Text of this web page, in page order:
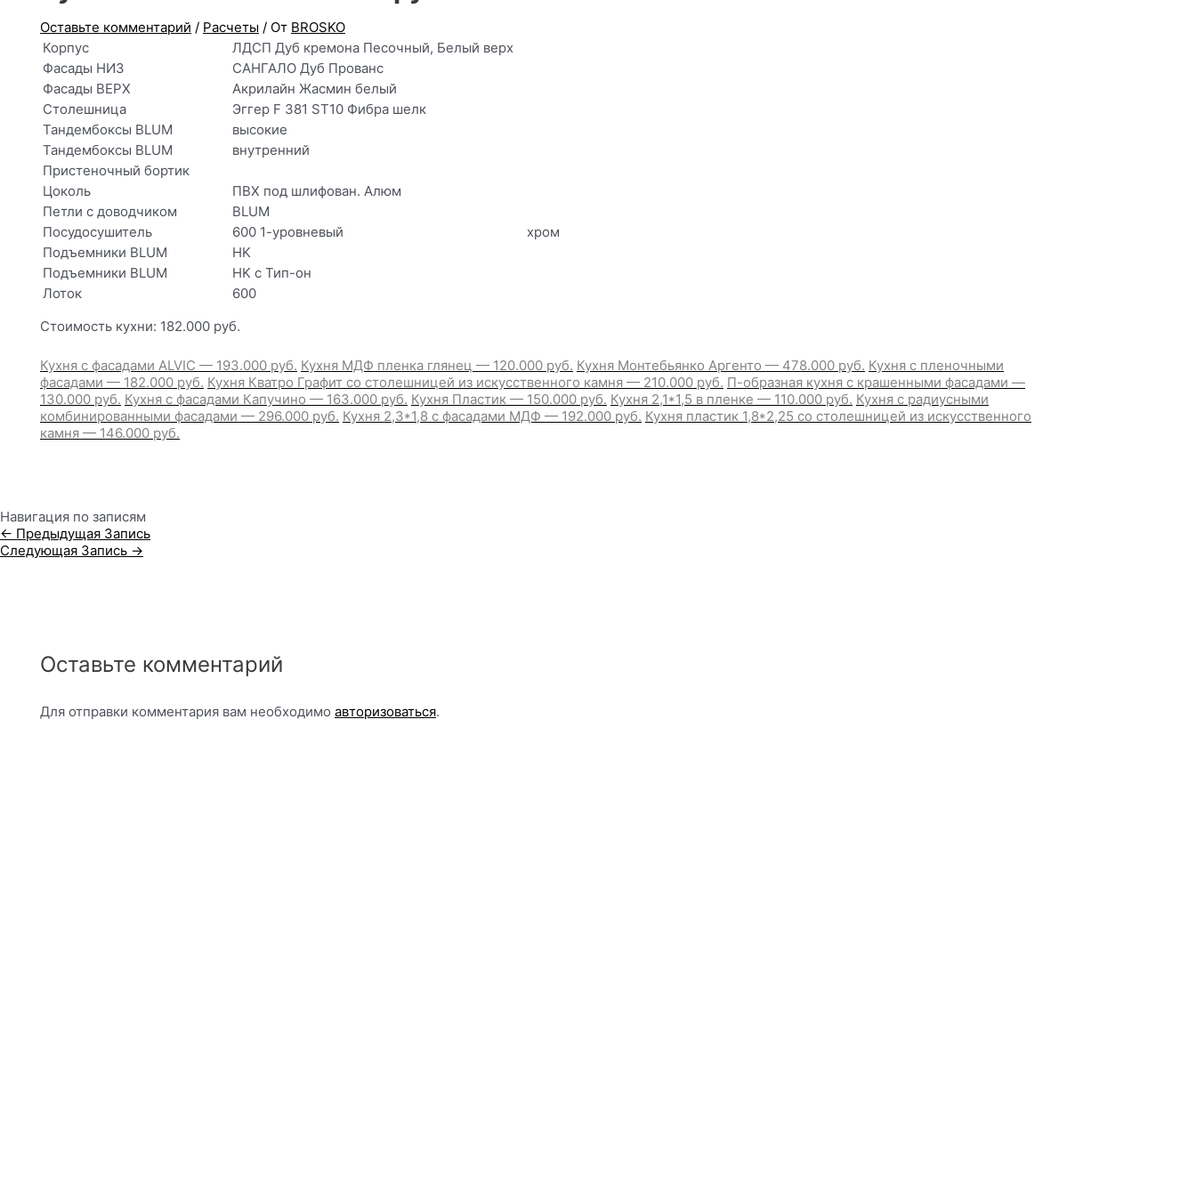
Оставьте комментарий / Расчеты / От BROSKO
Корпус
ЛДСП Дуб кремона Песочный, Белый верх
Фасады НИЗ
САНГАЛО Дуб Прованс
Фасады ВЕРХ
Акрилайн Жасмин белый
Столешница
Эггер F 381 ST10 Фибра шелк
Тандембоксы BLUM
высокие
Тандембоксы BLUM
внутренний
Пристеночный бортик
Цоколь
ПВХ под шлифован. Алюм
Петли с доводчиком
BLUM
Посудосушитель
600 1-уровневый
хром
Подъемники BLUM
HK
Подъемники BLUM
HK с Тип-он
Лоток
600
Стоимость кухни: 182.000 руб.
Кухня с фасадами ALVIC — 193.000 руб. Кухня МДФ пленка глянец — 120.000 руб. Кухня Монтебьянко Аргенто — 478.000 руб. Кухня с пленочными
фасадами — 182.000 руб. Кухня Кватро Графит со столешницей из искусственного камня — 210.000 руб. П-образная кухня с крашенными фасадами —
130.000 руб. Кухня с фасадами Капучино — 163.000 руб. Кухня Пластик — 150.000 руб. Кухня 2,1*1,5 в пленке — 110.000 руб. Кухня с радиусными
комбинированными фасадами — 296.000 руб. Кухня 2,3*1,8 с фасадами МДФ — 192.000 руб. Кухня пластик 1,8*2,25 со столешницей из искусственного
камня — 146.000 руб.
Навигация по записям
← Предыдущая Запись
Следующая Запись →
Оставьте комментарий
Для отправки комментария вам необходимо авторизоваться.